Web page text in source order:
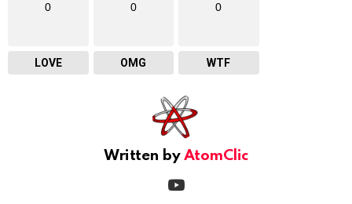
0
LOVE
0
OMG
0
WTF
Written by AtomClic